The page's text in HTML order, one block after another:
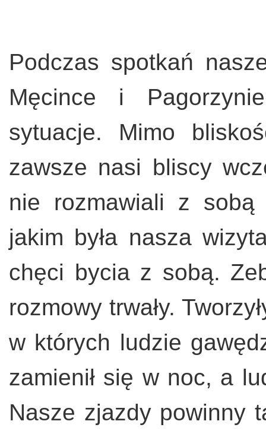
Podczas spotkań
Męcince i
sytuacje. Mimo
zawsze nasi bliscy
nie rozmawiali z
jakim była nasza
chęci bycia z sobą.
rozmowy trwały.
w których ludzie
zamienił się w noc, a
Nasze zjazdy powinny